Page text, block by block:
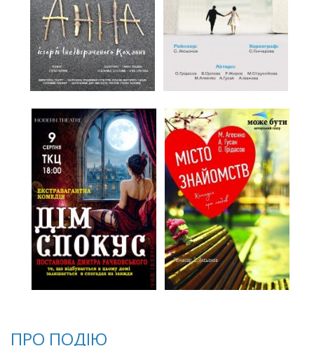
ПРО ПОДІЮ